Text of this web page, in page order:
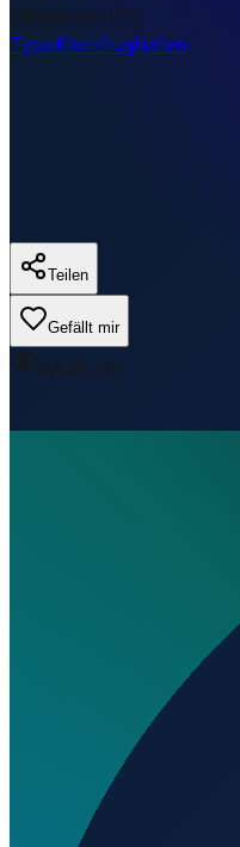
TimezoneUTC
TypeKleinflughafen
Teilen
Gefällt mir
0Aufrufe
Wo liegt Abbieglassie
Auf welcher Höhe